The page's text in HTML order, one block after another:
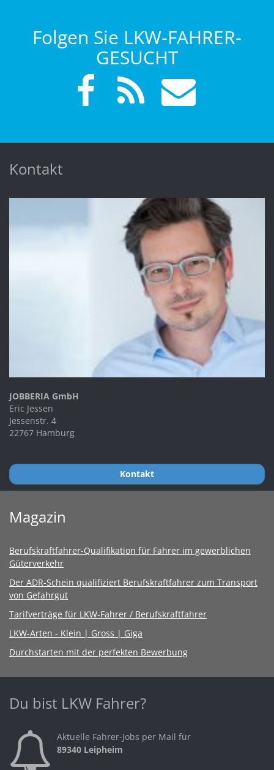
Folgen Sie LKW-FAHRER-
GESUCHT
Kontakt
JOBBERIA GmbH
Eric Jessen
Jessenstr. 4
22767 Hamburg
Kontakt
Magazin
Berufskraftfahrer-Qualifikation für Fahrer im gewerblichen
Güterverkehr
Der ADR-Schein qualifiziert Berufskraftfahrer zum Transport
von Gefahrgut
Tarifverträge für LKW-Fahrer / Berufskraftfahrer
LKW-Arten - Klein | Gross | Giga
Durchstarten mit der perfekten Bewerbung
Du bist LKW Fahrer?
Aktuelle Fahrer-Jobs per Mail für
89340 Leipheim